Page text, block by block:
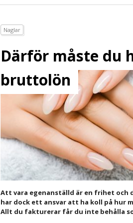
Naglar
Därför måste du
bruttolön
Att vara egenanställd är en frihet och
har dock ett ansvar att ha koll på hur
Allt du fakturerar får du inte behålla